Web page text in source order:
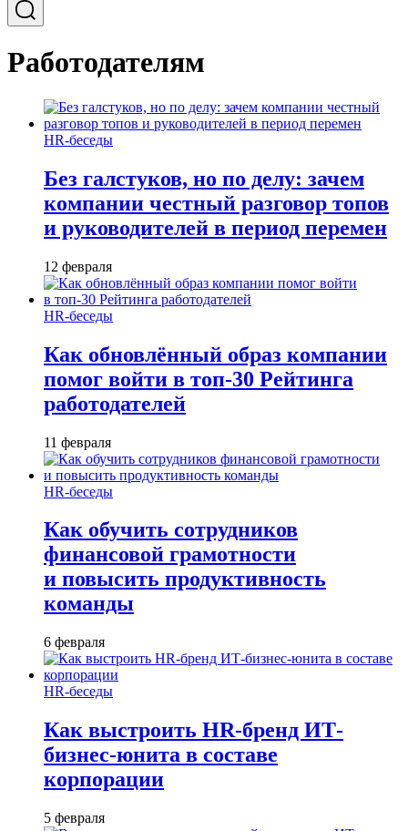
Работодателям
HR-беседы
Без галстуков, но по делу: зачем
компании честный разговор топов
и руководителей в период перемен
12 февраля
HR-беседы
Как обновлённый образ компании
помог войти в топ-30 Рейтинга
работодателей
11 февраля
HR-беседы
Как обучить сотрудников
финансовой грамотности
и повысить продуктивность
команды
6 февраля
HR-беседы
Как выстроить HR-бренд ИТ-
бизнес-юнита в составе
корпорации
5 февраля